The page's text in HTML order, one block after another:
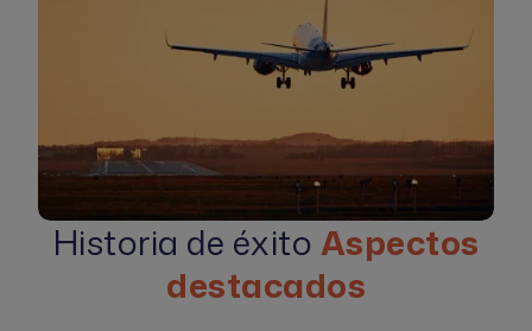
Historia de éxito Aspectos
destacados